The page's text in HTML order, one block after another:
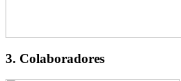
3. Colaboradores